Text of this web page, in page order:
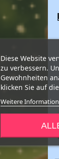
Diese Website
zu verbessern.
Gewohnheiten
klicken Sie auf
Weitere